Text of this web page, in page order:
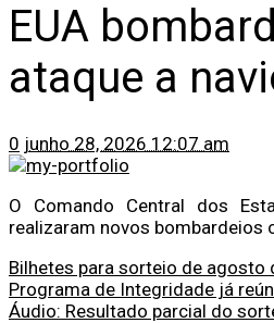
EUA
ataque a
0 junho 28, 2026 12:07 am
O Comando Central dos
realizaram novos bombardeios
Bilhetes para sorteio de agosto
Programa de Integridade já
Áudio: Resultado parcial do